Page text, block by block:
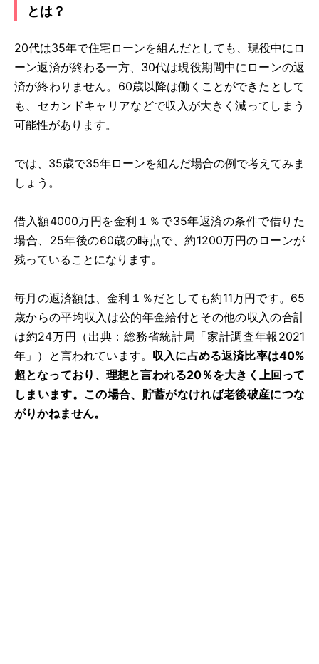
とは？
20代は35年で住宅ローンを組んだとしても、現役中にロ
ーン返済が終わる一方、30代は現役期間中にローンの返
済が終わりません。60歳以降は働くことができたとして
も、セカンドキャリアなどで収入が大きく減ってしまう
可能性があります。
では、35歳で35年ローンを組んだ場合の例で考えてみま
しょう。
借入額4000万円を金利１％で35年返済の条件で借りた
場合、25年後の60歳の時点で、約1200万円のローンが
残っていることになります。
毎月の返済額は、金利１％だとしても約11万円です。65
歳からの平均収入は公的年金給付とその他の収入の合計
は約24万円（出典：総務省統計局「家計調査年報2021
年」）と言われています。 収入に占める返済比率は40%
超となっており、理想と言われる20％を大きく上回って
しまいます。この場合、貯蓄がなければ老後破産につな
がりかねません。